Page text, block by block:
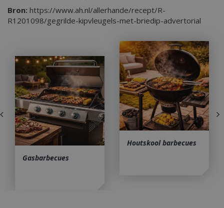
Bron: https://www.ah.nl/allerhande/recept/R-
R1201098/gegrilde-kipvleugels-met-briedip-advertorial
Gasbarbecues
Houtskool barbecues